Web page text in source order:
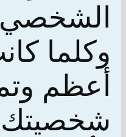
وكلما
أعظم
شخصيتك